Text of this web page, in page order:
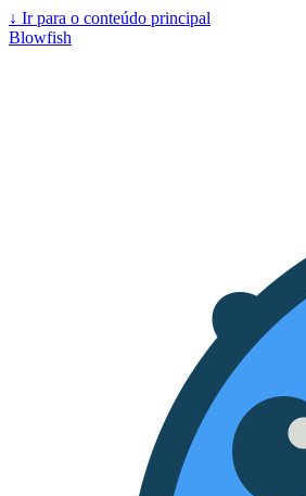
↓ Ir para o conteúdo principal
Blowfish